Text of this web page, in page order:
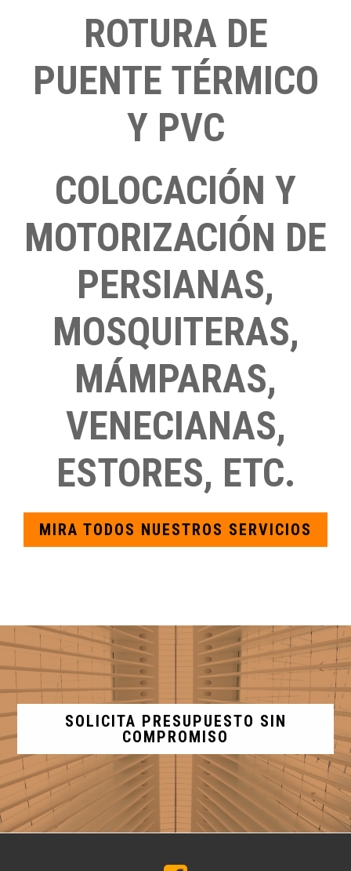
ROTURA DE
PUENTE TÉRMICO
Y PVC
COLOCACIÓN Y
MOTORIZACIÓN DE
PERSIANAS,
MOSQUITERAS,
MÁMPARAS,
VENECIANAS,
ESTORES, ETC.
MIRA TODOS NUESTROS SERVICIOS
SOLICITA PRESUPUESTO SIN
COMPROMISO